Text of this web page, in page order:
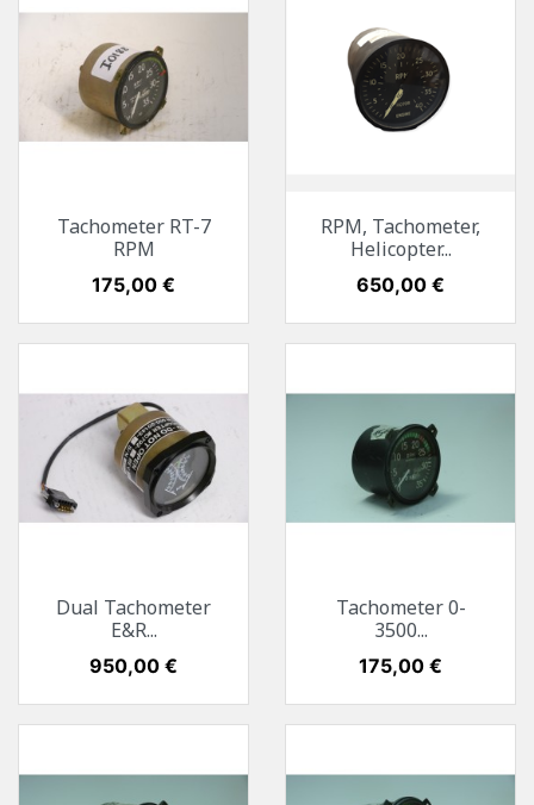
Tachometer RT-7
RPM
Preis
175,00 €
RPM, Tachometer,
Helicopter...
Preis
650,00 €
Dual Tachometer
E&R...
Preis
950,00 €
Tachometer 0-
3500...
Preis
175,00 €